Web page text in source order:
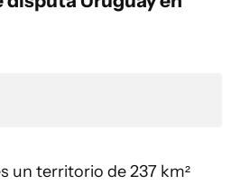
un territorio de 237 km²